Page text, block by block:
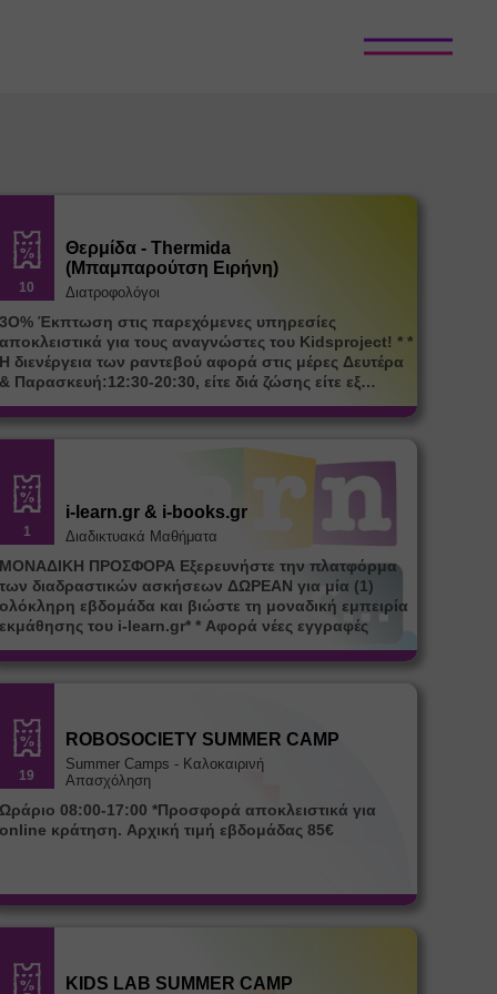
10
Θερμίδα - Thermida
(Μπαμπαρούτση Ειρήνη)
Διατροφολόγοι
3Ο% Έκπτωση στις παρεχόμενες υπηρεσίες
αποκλειστικά για τους αναγνώστες του Kidsproject! * *
Η διενέργεια των ραντεβού αφορά στις μέρες Δευτέρα
& Παρασκευή:12:30-20:30, είτε διά ζώσης είτε εξ
βάση τον αριθμό των διαθέσιμων κουπονιών.
1
i-learn.gr & i-books.gr
Διαδικτυακά Μαθήματα
ΜΟΝΑΔΙΚΗ ΠΡΟΣΦΟΡΑ Εξερευνήστε την πλατφόρμα
των διαδραστικών ασκήσεων ΔΩΡΕΑΝ για μία (1)
ολόκληρη εβδομάδα και βιώστε τη μοναδική εμπειρία
εκμάθησης του i-learn.gr* * Αφορά νέες εγγραφές
19
ROBOSOCIETY SUMMER CAMP
Summer Camps - Καλοκαιρινή
Απασχόληση
Ωράριο 08:00-17:00 *Προσφορά αποκλειστικά για
online κράτηση. Αρχική τιμή εβδομάδας 85€
KIDS LAB SUMMER CAMP